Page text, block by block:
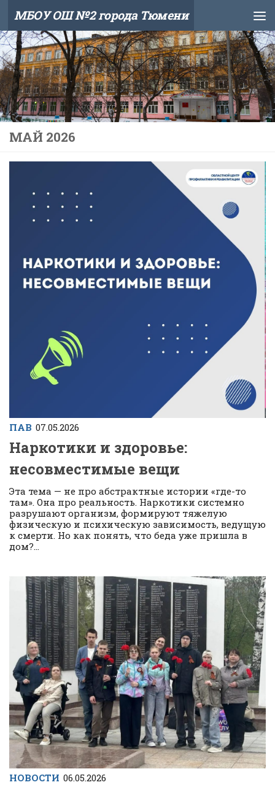
Skip to content
МБОУ ОШ №2 города Тюмени
МАЙ 2026
ПАВ 07.05.2026
Наркотики и здоровье:
несовместимые вещи
Эта тема — не про абстрактные истории «где-то
там». Она про реальность. Наркотики системно
разрушают организм, формируют тяжелую
физическую и психическую зависимость, ведущую
к смерти. Но как понять, что беда уже пришла в
дом?...
НОВОСТИ 06.05.2026